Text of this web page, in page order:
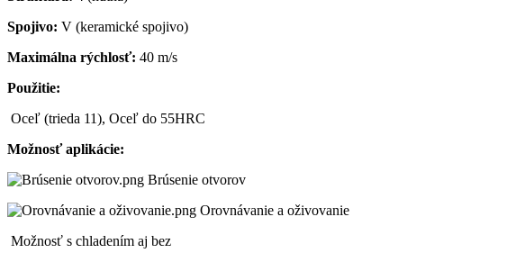
Spojivo: V (keramické spojivo)
Maximálna rýchlosť: 40 m/s
Použitie:
Oceľ (trieda 11), Oceľ do 55HRC
Možnosť aplikácie:
Brúsenie otvorov
Orovnávanie a oživovanie
Možnosť s chladením aj bez